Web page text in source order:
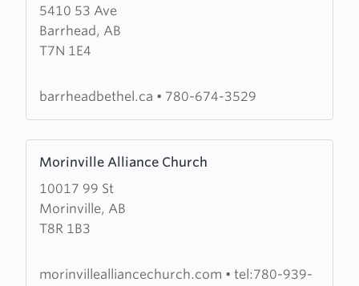
5410 53 Ave
Barrhead, AB
T7N 1E4
about
Bethel
Pentecostal
barrheadbethel.ca • 780-674-3529
Morinville Alliance Church
10017 99 St
Morinville, AB
T8R 1B3
more
about
Morinville
Alliance
morinvillealliancechurch.com • tel:780-939-